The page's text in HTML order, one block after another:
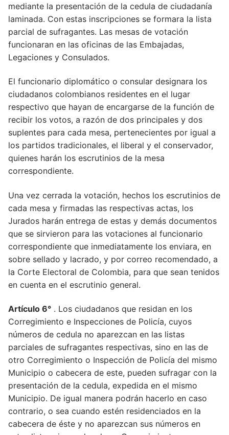
mediante la presentación de la cedula de ciudadanía
laminada. Con estas inscripciones se formara la lista
parcial de sufragantes. Las mesas de votación
funcionaran en las oficinas de las Embajadas,
Legaciones y Consulados.
El funcionario diplomático o consular designara los
ciudadanos colombianos residentes en el lugar
respectivo que hayan de encargarse de la función de
recibir los votos, a razón de dos principales y dos
suplentes para cada mesa, pertenecientes por igual a
los partidos tradicionales, el liberal y el conservador,
quienes harán los escrutinios de la mesa
correspondiente.
Una vez cerrada la votación, hechos los escrutinios de
cada mesa y firmadas las respectivas actas, los
Jurados harán entrega de estas y demás documentos
que se sirvieron para las votaciones al funcionario
correspondiente que inmediatamente los enviara, en
sobre sellado y lacrado, y por correo recomendado, a
la Corte Electoral de Colombia, para que sean tenidos
en cuenta en el escrutinio general.
Artículo 6° . Los ciudadanos que residan en los
Corregimiento e Inspecciones de Policía, cuyos
números de cedula no aparezcan en las listas
parciales de sufragantes respectivas, sino en las de
otro Corregimiento o Inspección de Policía del mismo
Municipio o cabecera de este, pueden sufragar con la
presentación de la cedula, expedida en el mismo
Municipio. De igual manera podrán hacerlo en caso
contrario, o sea cuando estén residenciados en la
cabecera de éste y no aparezcan sus números en